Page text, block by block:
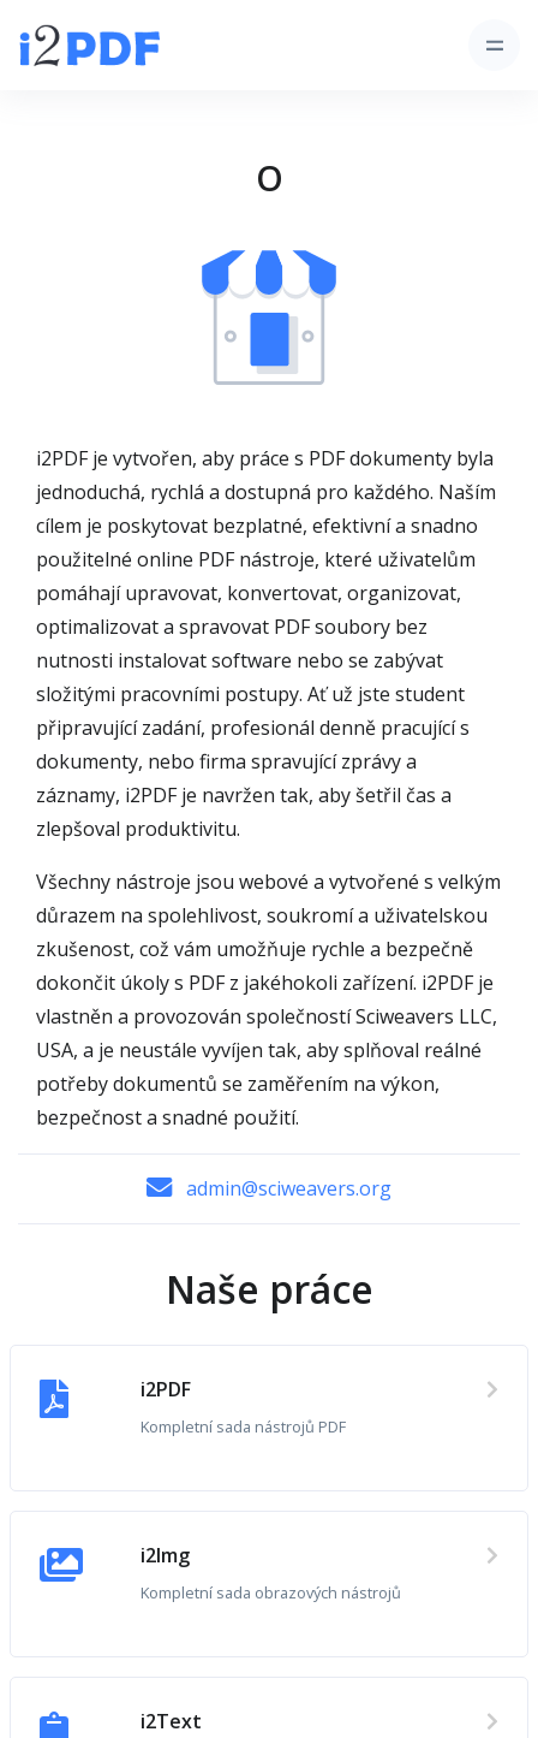
O
i2PDF je vytvořen, aby práce s PDF dokumenty byla
jednoduchá, rychlá a dostupná pro každého. Naším
cílem je poskytovat bezplatné, efektivní a snadno
použitelné online PDF nástroje, které uživatelům
pomáhají upravovat, konvertovat, organizovat,
optimalizovat a spravovat PDF soubory bez
nutnosti instalovat software nebo se zabývat
složitými pracovními postupy. Ať už jste student
připravující zadání, profesionál denně pracující s
dokumenty, nebo firma spravující zprávy a
záznamy, i2PDF je navržen tak, aby šetřil čas a
zlepšoval produktivitu.
Všechny nástroje jsou webové a vytvořené s velkým
důrazem na spolehlivost, soukromí a uživatelskou
zkušenost, což vám umožňuje rychle a bezpečně
dokončit úkoly s PDF z jakéhokoli zařízení. i2PDF je
vlastněn a provozován společností Sciweavers LLC,
USA, a je neustále vyvíjen tak, aby splňoval reálné
potřeby dokumentů se zaměřením na výkon,
bezpečnost a snadné použití.
admin@sciweavers.org
Naše práce
i2PDF
Kompletní sada nástrojů PDF
i2Img
Kompletní sada obrazových nástrojů
i2Text